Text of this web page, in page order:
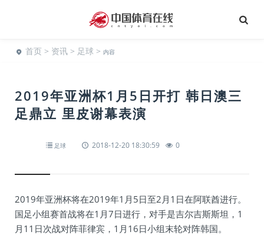
首页 > 资讯 > 足球 > 内容
2019年亚洲杯1月5日开打 韩日澳三
足鼎立 里皮谢幕表演
足球 2018-12-20 18:30:59 0
2019年亚洲杯将在2019年1月5日至2月1日在阿联酋进行。
国足小组赛首战将在1月7日进行，对手是吉尔吉斯斯坦，1
月11日次战对阵菲律宾，1月16日小组末轮对阵韩国。